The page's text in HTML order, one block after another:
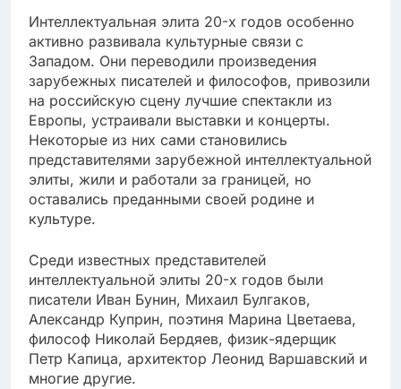
Интеллектуальная элита 20-х годов особенно
активно развивала культурные связи с
Западом. Они переводили произведения
зарубежных писателей и философов, привозили
на российскую сцену лучшие спектакли из
Европы, устраивали выставки и концерты.
Некоторые из них сами становились
представителями зарубежной интеллектуальной
элиты, жили и работали за границей, но
оставались преданными своей родине и
культуре.
Среди известных представителей
интеллектуальной элиты 20-х годов были
писатели Иван Бунин, Михаил Булгаков,
Александр Куприн, поэтиня Марина Цветаева,
философ Николай Бердяев, физик-ядерщик
Петр Капица, архитектор Леонид Варшавский и
многие другие.